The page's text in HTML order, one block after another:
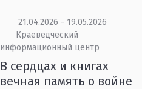
21.04.2026 - 19.05.2026
Краеведческий
информационный центр
В сердцах и книгах
вечная память о войне